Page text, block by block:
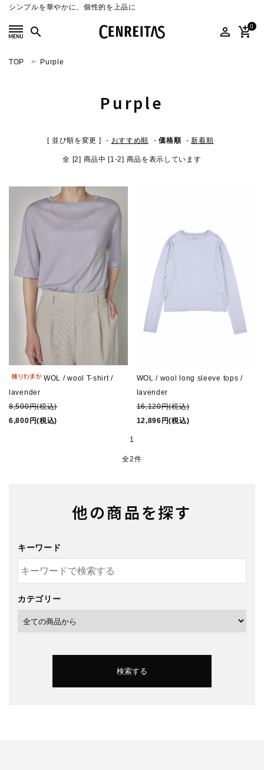
シンプルを華やかに、個性的を上品に
search person_outline 0
add_shopping_cart
person 新規会員登録
SELECT
CATEGORY
COLOR
Q&A
NEWS
note
TOP Purple
Purple
[ 並び順を変更 ] - おすすめ順 -価格順 -新着順
全 [2] 商品中 [1-2] 商品を表示しています
WOL / wool T-shirt /
lavender
8,500円(税込)
6,800円(税込)
WOL / wool long sleeve tops /
lavender
16,120円(税込)
12,896円(税込)
1
全2件
他の商品を探す
キーワード
カテゴリー
検索する